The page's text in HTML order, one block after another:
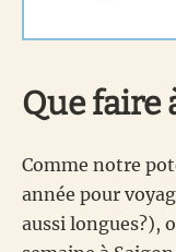
Que faire
Comme notre
année pour
aussi longues?),